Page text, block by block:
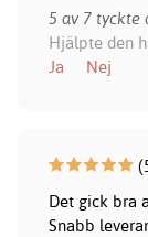
5 av 7 tyckte
Hjälpte den
Ja
Nej
Det gick bra
Snabb